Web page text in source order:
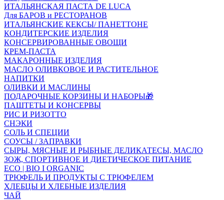
ИТАЛЬЯНСКАЯ ПАСТА DE LUCA
Для БАРОВ и РЕСТОРАНОВ
ИТАЛЬЯНСКИЕ КЕКСЫ/ ПАНЕТТОНЕ
КОНДИТЕРСКИЕ ИЗДЕЛИЯ
КОНСЕРВИРОВАННЫЕ ОВОЩИ
КРЕМ-ПАСТА
МАКАРОННЫЕ ИЗДЕЛИЯ
МАСЛО ОЛИВКОВОЕ И РАСТИТЕЛЬНОЕ
НАПИТКИ
ОЛИВКИ И МАСЛИНЫ
ПОДАРОЧНЫЕ КОРЗИНЫ И НАБОРЫ🎁
ПАШТЕТЫ И КОНСЕРВЫ
РИС И РИЗОТТО
СНЭКИ
СОЛЬ И СПЕЦИИ
СОУСЫ / ЗАПРАВКИ
СЫРЫ, МЯСНЫЕ И РЫБНЫЕ ДЕЛИКАТЕСЫ, МАСЛО
ЗОЖ, СПОРТИВНОЕ И ДИЕТИЧЕСКОЕ ПИТАНИЕ
ECO | BIO I ORGANIC
ТРЮФЕЛЬ И ПРОДУКТЫ С ТРЮФЕЛЕМ
ХЛЕБЦЫ И ХЛЕБНЫЕ ИЗДЕЛИЯ
ЧАЙ